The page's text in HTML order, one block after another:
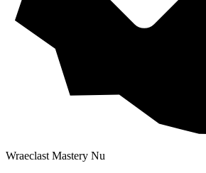
Wraeclast Mastery Nu